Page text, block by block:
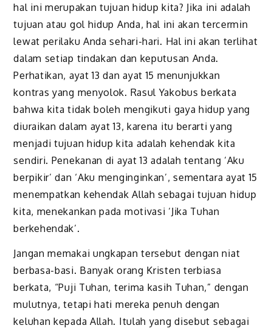
hal ini merupakan tujuan hidup kita? Jika ini adalah
tujuan atau gol hidup Anda, hal ini akan tercermin
lewat perilaku Anda sehari-hari. Hal ini akan terlihat
dalam setiap tindakan dan keputusan Anda.
Perhatikan, ayat 13 dan ayat 15 menunjukkan
kontras yang menyolok. Rasul Yakobus berkata
bahwa kita tidak boleh mengikuti gaya hidup yang
diuraikan dalam ayat 13, karena itu berarti yang
menjadi tujuan hidup kita adalah kehendak kita
sendiri. Penekanan di ayat 13 adalah tentang ‘Aku
berpikir’ dan ‘Aku menginginkan’, sementara ayat 15
menempatkan kehendak Allah sebagai tujuan hidup
kita, menekankan pada motivasi ‘Jika Tuhan
berkehendak’.
Jangan memakai ungkapan tersebut dengan niat
berbasa-basi. Banyak orang Kristen terbiasa
berkata, “Puji Tuhan, terima kasih Tuhan,” dengan
mulutnya, tetapi hati mereka penuh dengan
keluhan kepada Allah. Itulah yang disebut sebagai